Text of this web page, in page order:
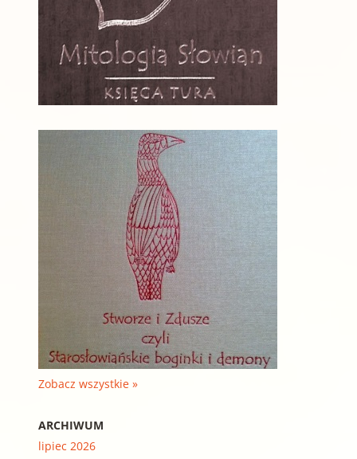
Zobacz wszystkie »
ARCHIWUM
lipiec 2026